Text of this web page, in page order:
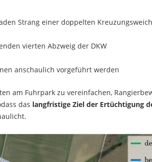
Strang einer doppelten
vierten Abzweig der DKW
anschaulich vorgeführt werden
am Fuhrpark zu vereinfachen,
das langfristige Ziel der Ertüchtigung